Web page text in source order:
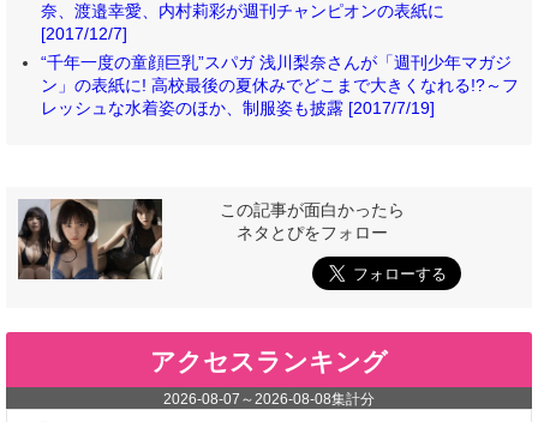
奈、渡邉幸愛、内村莉彩が週刊チャンピオンの表紙に
[2017/12/7]
“千年一度の童顔巨乳”スパガ 浅川梨奈さんが「週刊少年マガジ
ン」の表紙に! 高校最後の夏休みでどこまで大きくなれる!?～フ
レッシュな水着姿のほか、制服姿も披露 [2017/7/19]
この記事が面白かったら
ネタとぴをフォロー
アクセスランキング
2026-08-07 ～2026-08-08集計分